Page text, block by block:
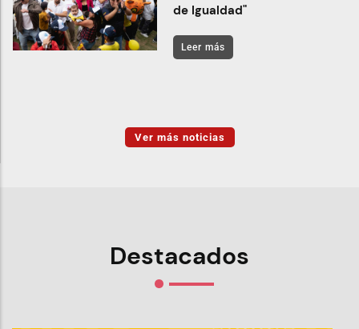
de Igualdad"
Leer más
Ver más noticias
Destacados